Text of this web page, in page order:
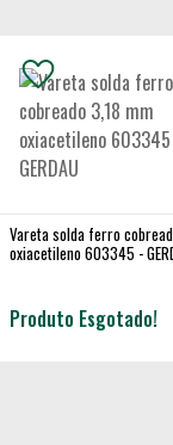
Vareta solda ferro
oxiacetileno 603345 -
Produto Esgotado!